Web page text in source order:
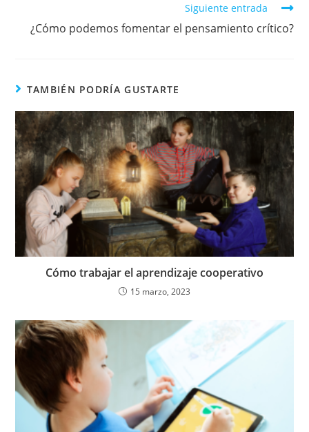
Siguiente entrada
¿Cómo podemos fomentar el pensamiento crítico?
TAMBIÉN PODRÍA GUSTARTE
Cómo trabajar el aprendizaje cooperativo
15 marzo, 2023